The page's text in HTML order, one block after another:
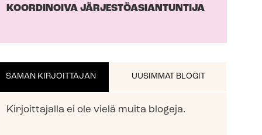
KOORDINOIVA JÄR­JES­TÖ­ASIAN­TUN­TI­JA
SAMAN KIRJOITTAJAN UUSIMMAT BLOGIT
Kirjoittajalla ei ole vielä muita blogeja.